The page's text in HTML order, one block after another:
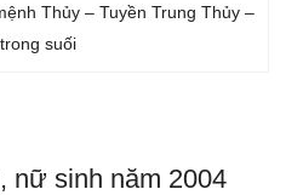
Thủy – Tuyền Trung Thủy –
suối
nữ sinh năm 2004